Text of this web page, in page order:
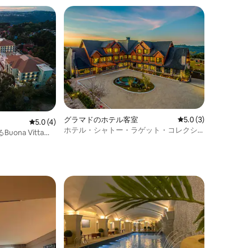
価
レビュー4件、5つ星中5.0つ星の平均評価
5.0 (4)
Buona Vitta
グラマドのホテル客室 レビュー3件、5つ
5.0 (3)
ホテル・シャトー・ラゲット・コレクシ